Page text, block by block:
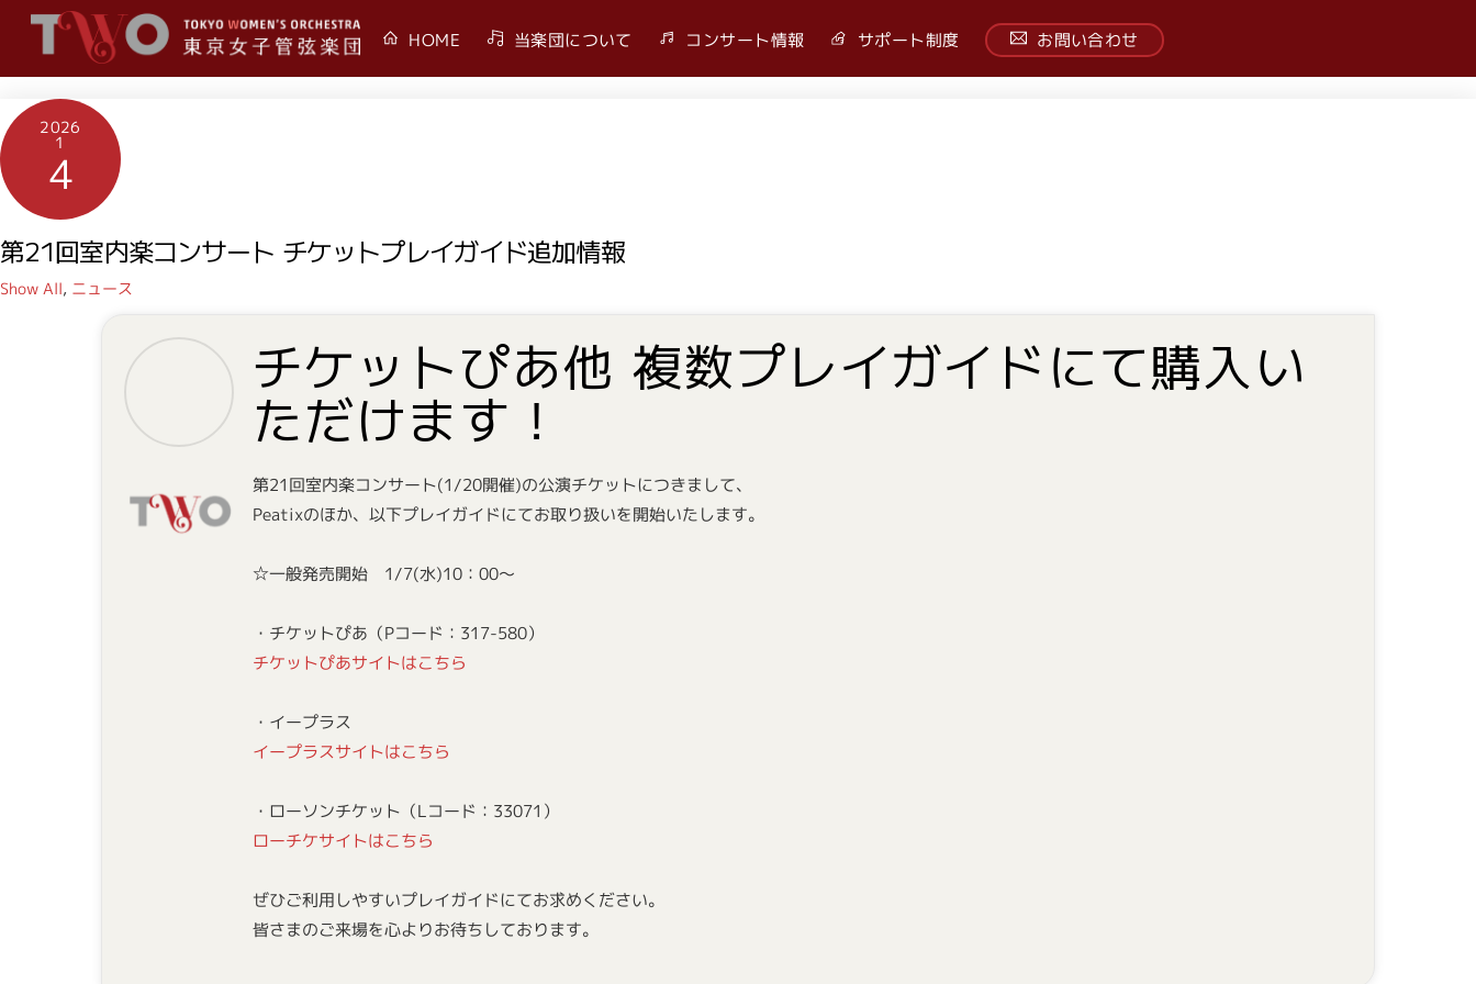
Skip
content
HOME 当楽団について コンサート情報 サポート制度 お問い合わせ
2026
1
4
第21回室内楽コンサート チケットプレイガイド追加情報
Show All, ニュース
チケットぴあ他 複数プレイガイドにて購入い
ただけます！
第21回室内楽コンサート(1/20開催)の公演チケットにつきまして、
Peatixのほか、以下プレイガイドにてお取り扱いを開始いたします。
☆一般発売開始 1/7(水)10：00～
・チケットぴあ（Pコード：317-580）
チケットぴあサイトはこちら
・イープラス
イープラスサイトはこちら
・ローソンチケット（Lコード：33071）
ローチケサイトはこちら
ぜひご利用しやすいプレイガイドにてお求めください。
皆さまのご来場を心よりお待ちしております。